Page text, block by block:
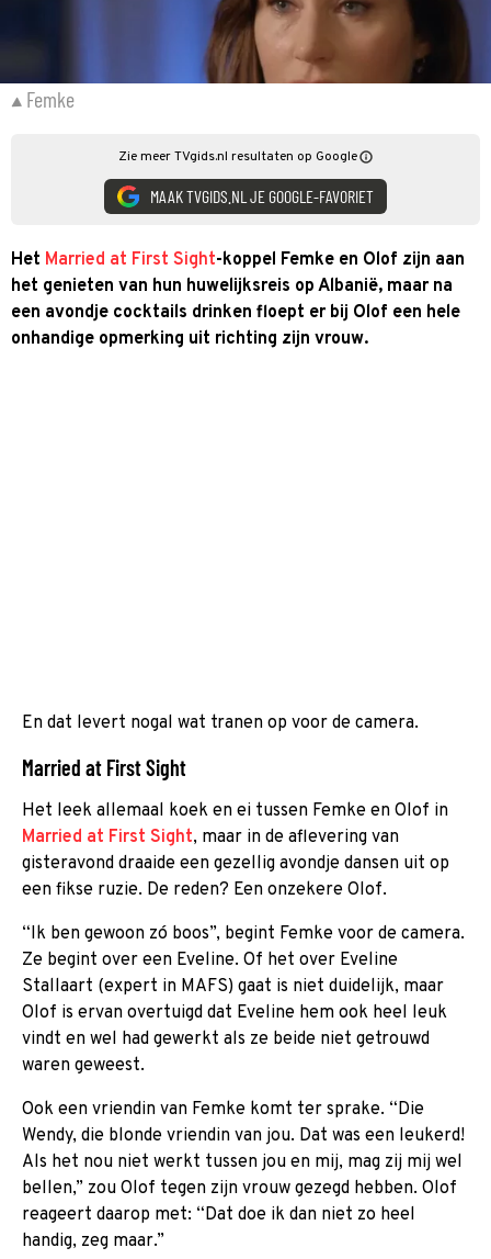
Femke
Zie meer TVgids.nl resultaten op Google
MAAK TVGIDS.NL JE GOOGLE-FAVORIET
Het Married at First Sight-koppel Femke en Olof zijn aan
het genieten van hun huwelijksreis op Albanië, maar na
een avondje cocktails drinken floept er bij Olof een hele
onhandige opmerking uit richting zijn vrouw.
En dat levert nogal wat tranen op voor de camera.
Married at First Sight
Het leek allemaal koek en ei tussen Femke en Olof in
Married at First Sight, maar in de aflevering van
gisteravond draaide een gezellig avondje dansen uit op
een fikse ruzie. De reden? Een onzekere Olof.
“Ik ben gewoon zó boos”, begint Femke voor de camera.
Ze begint over een Eveline. Of het over Eveline
Stallaart (expert in MAFS) gaat is niet duidelijk, maar
Olof is ervan overtuigd dat Eveline hem ook heel leuk
vindt en wel had gewerkt als ze beide niet getrouwd
waren geweest.
Ook een vriendin van Femke komt ter sprake. “Die
Wendy, die blonde vriendin van jou. Dat was een leukerd!
Als het nou niet werkt tussen jou en mij, mag zij mij wel
bellen,” zou Olof tegen zijn vrouw gezegd hebben. Olof
reageert daarop met: “Dat doe ik dan niet zo heel
handig, zeg maar.”